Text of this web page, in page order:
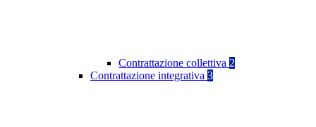
Contrattazione collettiva 2
Contrattazione integrativa 3